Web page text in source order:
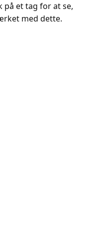
på et tag for at se,
med dette.